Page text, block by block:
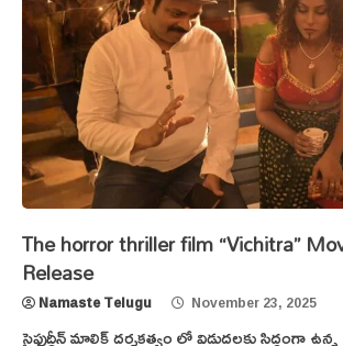
The horror thriller film “Vichitra”
Release
Namaste Telugu November 23, 2025
సైఫుద్దీన్ మాలిక్ దర్శకత్వం లో విడుదలకు సిద్ధంగా ఉన్న